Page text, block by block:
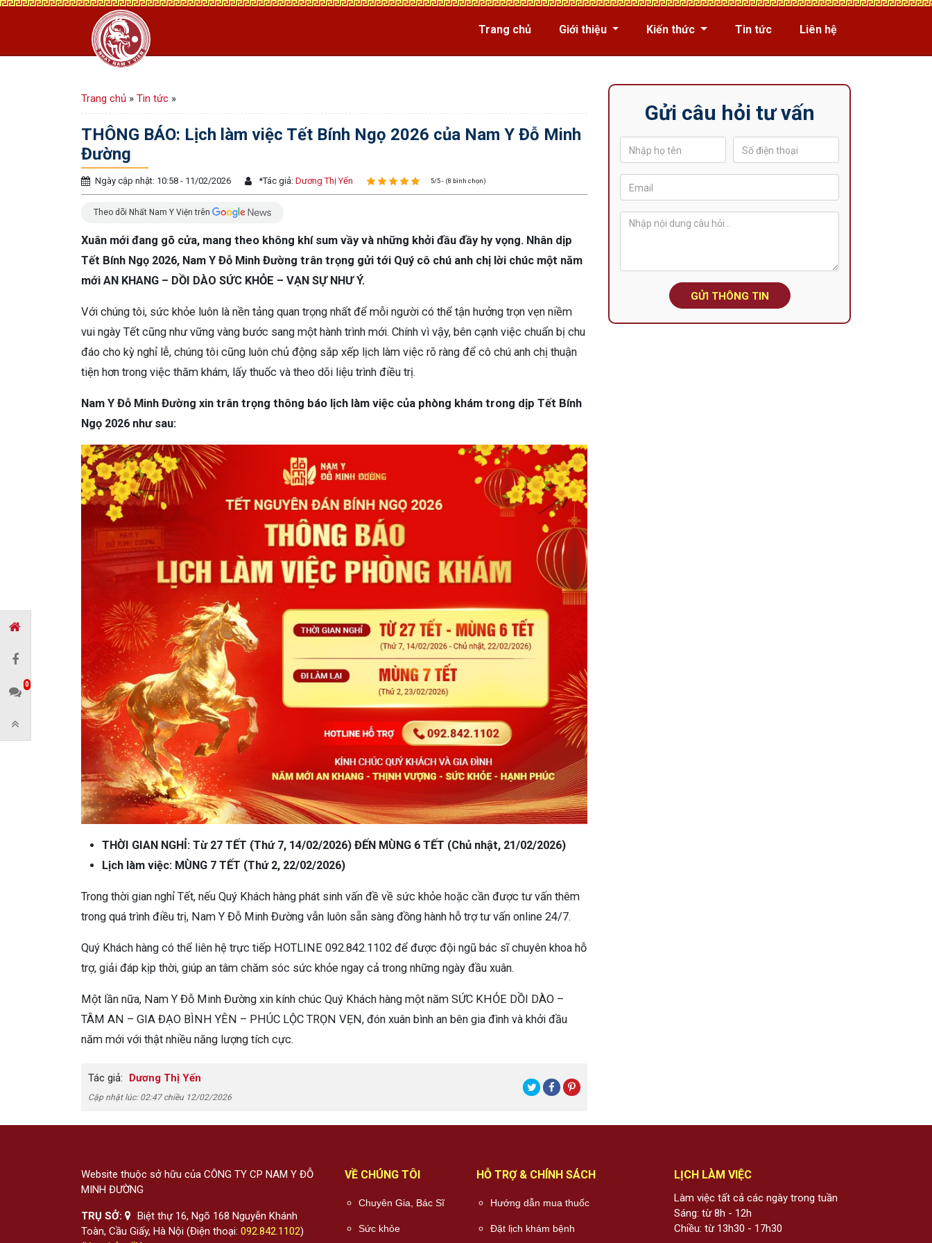
Trang chủ Giới thiệu Kiến thức Tin tức Liên hệ
Trang chủ » Tin tức »
THÔNG BÁO: Lịch làm việc Tết Bính Ngọ 2026 của Nam Y Đỗ Minh
Đường
Ngày cập nhật: 10:58 - 11/02/2026 *Tác giả: Dương Thị Yến 5/5 - (8 bình chọn)
Theo dõi Nhất Nam Y Viện trên
Xuân mới đang gõ cửa, mang theo không khí sum vầy và những khởi đầu đầy hy vọng. Nhân dịp
Tết Bính Ngọ 2026, Nam Y Đỗ Minh Đường trân trọng gửi tới Quý cô chú anh chị lời chúc một năm
mới AN KHANG – DỒI DÀO SỨC KHỎE – VẠN SỰ NHƯ Ý.
Với chúng tôi, sức khỏe luôn là nền tảng quan trọng nhất để mỗi người có thể tận hưởng trọn vẹn niềm
vui ngày Tết cũng như vững vàng bước sang một hành trình mới. Chính vì vậy, bên cạnh việc chuẩn bị chu
đáo cho kỳ nghỉ lễ, chúng tôi cũng luôn chủ động sắp xếp lịch làm việc rõ ràng để cô chú anh chị thuận
tiện hơn trong việc thăm khám, lấy thuốc và theo dõi liệu trình điều trị.
Nam Y Đỗ Minh Đường xin trân trọng thông báo lịch làm việc của phòng khám trong dịp Tết Bính
Ngọ 2026 như sau:
THỜI GIAN NGHỈ: Từ 27 TẾT (Thứ 7, 14/02/2026) ĐẾN MÙNG 6 TẾT (Chủ nhật, 21/02/2026)
Lịch làm việc: MÙNG 7 TẾT (Thứ 2, 22/02/2026)
Trong thời gian nghỉ Tết, nếu Quý Khách hàng phát sinh vấn đề về sức khỏe hoặc cần được tư vấn thêm
trong quá trình điều trị, Nam Y Đỗ Minh Đường vẫn luôn sẵn sàng đồng hành hỗ trợ tư vấn online 24/7.
Quý Khách hàng có thể liên hệ trực tiếp HOTLINE 092.842.1102 để được đội ngũ bác sĩ chuyên khoa hỗ
trợ, giải đáp kịp thời, giúp an tâm chăm sóc sức khỏe ngay cả trong những ngày đầu xuân.
Một lần nữa, Nam Y Đỗ Minh Đường xin kính chúc Quý Khách hàng một năm SỨC KHỎE DỒI DÀO –
TÂM AN – GIA ĐẠO BÌNH YÊN – PHÚC LỘC TRỌN VẸN, đón xuân bình an bên gia đình và khởi đầu
năm mới với thật nhiều năng lượng tích cực.
Tác giả: Dương Thị Yến
Cập nhật lúc: 02:47 chiều 12/02/2026
Gửi câu hỏi tư vấn
GỬI THÔNG TIN
Website thuộc sở hữu của CÔNG TY CP NAM Y ĐỖ
MINH ĐƯỜNG
TRỤ SỞ:
Biệt thự 16, Ngõ 168 Nguyễn Khánh
Toàn, Cầu Giấy, Hà Nội (Điện thoại: 092.842.1102)
VỀ CHÚNG TÔI
Chuyên Gia, Bác Sĩ
Sức khỏe
HỖ TRỢ & CHÍNH SÁCH
Hướng dẫn mua thuốc
Đặt lịch khám bệnh
LỊCH LÀM VIỆC
Làm việc tất cả các ngày trong tuần
Sáng: từ 8h - 12h
Chiều: từ 13h30 - 17h30
0